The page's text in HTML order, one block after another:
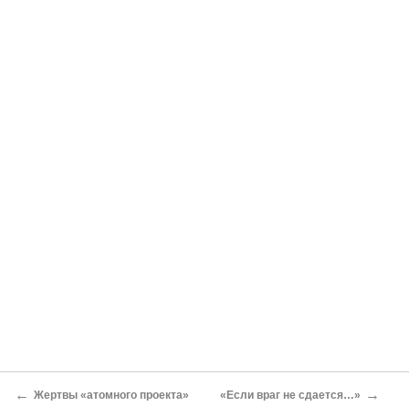
← Жертвы «атомного проекта» «Если враг не сдается…» →